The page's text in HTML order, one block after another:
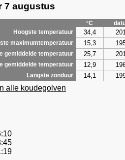
7 augustus
°C
Hoogste temperatuur
34,4
maximumtemperatuur 15,3
gemiddelde temperatuur 25,7
gemiddelde temperatuur 12,9
Langste zonduur 14,1
alle koudegolven